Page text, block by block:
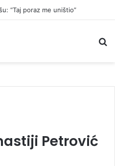
“Taj poraz me uništio”
Petrović